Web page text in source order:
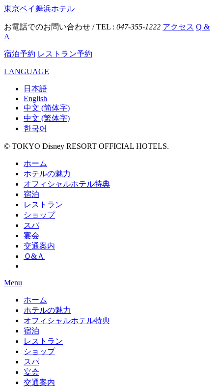
東京ベイ舞浜ホテル
お電話でのお問い合わせ / TEL : 047-355-1222 アクセス Q &
A
宿泊予約 レストラン予約
LANGUAGE
日本語
English
中文 (简体字)
中文 (繁体字)
한국어
© TOKYO Disney RESORT OFFICIAL HOTELS.
ホーム
ホテルの魅力
オフィシャルホテル特典
宿泊
レストラン
ショップ
スパ
宴会
交通案内
Ｑ&Ａ
Menu
ホーム
ホテルの魅力
オフィシャルホテル特典
宿泊
レストラン
ショップ
スパ
宴会
交通案内